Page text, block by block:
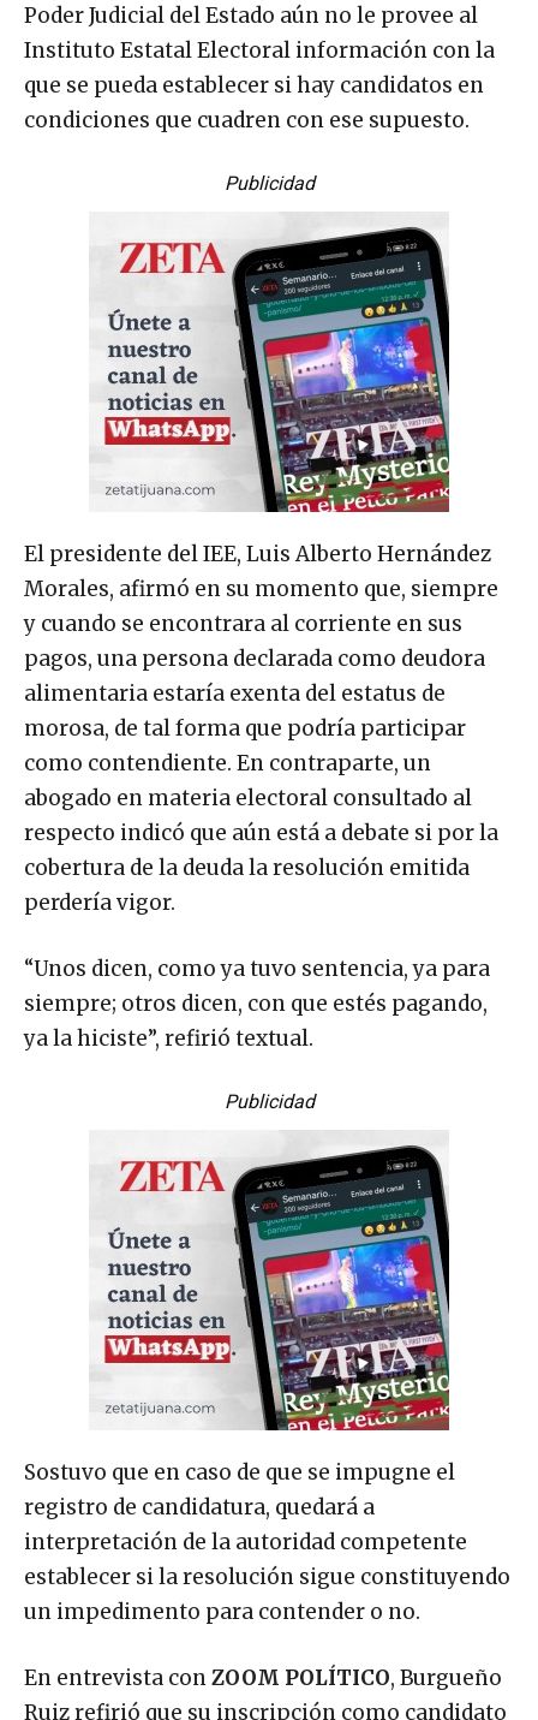
Poder Judicial del Estado aún no le provee al
Instituto Estatal Electoral información con la
que se pueda establecer si hay candidatos en
condiciones que cuadren con ese supuesto.
Publicidad
El presidente del IEE, Luis Alberto Hernández
Morales, afirmó en su momento que, siempre
y cuando se encontrara al corriente en sus
pagos, una persona declarada como deudora
alimentaria estaría exenta del estatus de
morosa, de tal forma que podría participar
como contendiente. En contraparte, un
abogado en materia electoral consultado al
respecto indicó que aún está a debate si por la
cobertura de la deuda la resolución emitida
perdería vigor.
“Unos dicen, como ya tuvo sentencia, ya para
siempre; otros dicen, con que estés pagando,
ya la hiciste”, refirió textual.
Publicidad
Sostuvo que en caso de que se impugne el
registro de candidatura, quedará a
interpretación de la autoridad competente
establecer si la resolución sigue constituyendo
un impedimento para contender o no.
En entrevista conZOOM POLÍTICO, Burgueño
Ruiz refirió que su inscripción como candidato